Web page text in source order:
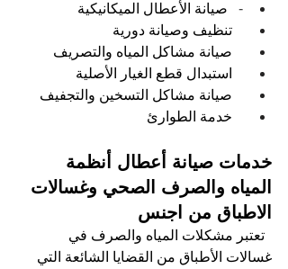
- صيانة الأعطال الميكانيكية
تنظيف وصيانة دورية
صيانة مشاكل المياه والتصريف
استبدال قطع الغيار الأصلية
صيانة مشاكل التسخين والتجفيف
خدمة الطوارئ
خدمات صيانة أعطال أنظمة
المياه والصرف الصحي وغسالات
الاطباق من اجنس
تعتبر مشكلات المياه والصرف في
غسالات الأطباق من القضايا الشائعة التي